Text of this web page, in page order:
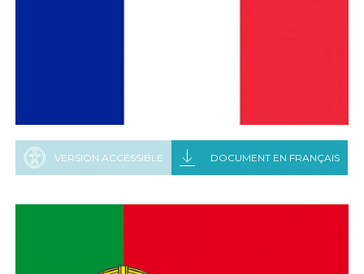
VERSION ACCESSIBLE DOCUMENT EN FRANÇAIS